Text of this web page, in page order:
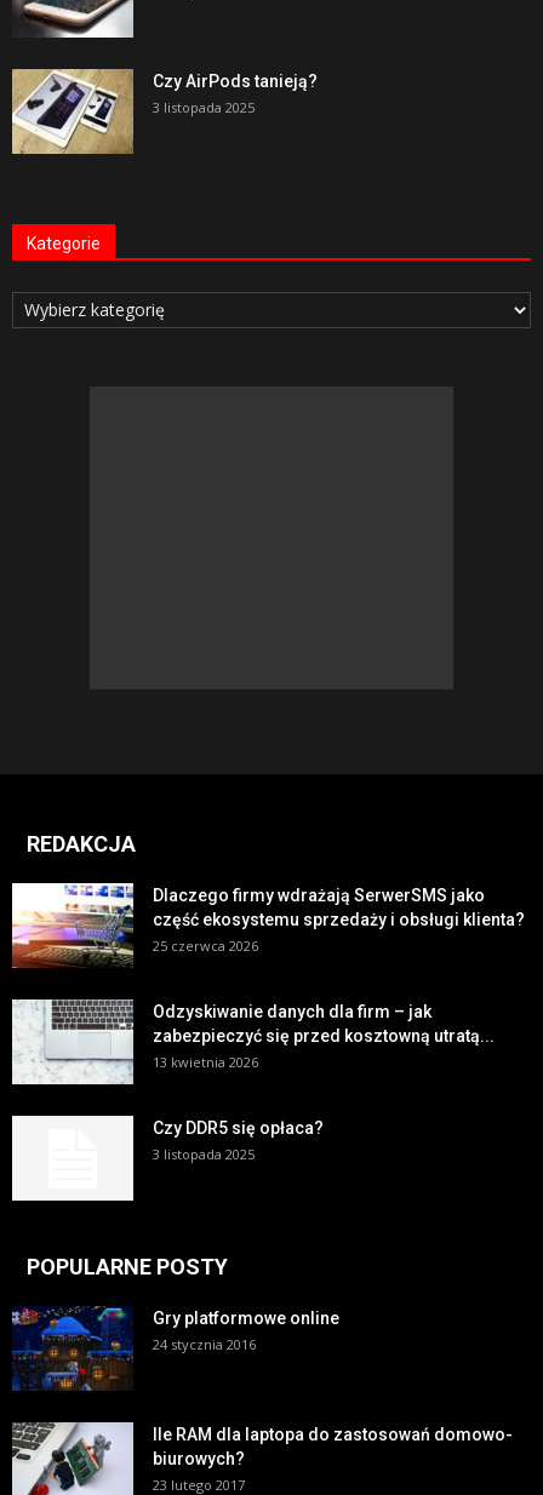
Czy AirPods tanieją?
3 listopada 2025
Kategorie
Kategorie
REDAKCJA
Dlaczego firmy wdrażają SerwerSMS jako
część ekosystemu sprzedaży i obsługi klienta?
25 czerwca 2026
Odzyskiwanie danych dla firm – jak
zabezpieczyć się przed kosztowną utratą...
13 kwietnia 2026
Czy DDR5 się opłaca?
3 listopada 2025
POPULARNE POSTY
Gry platformowe online
24 stycznia 2016
Ile RAM dla laptopa do zastosowań domowo-
biurowych?
23 lutego 2017